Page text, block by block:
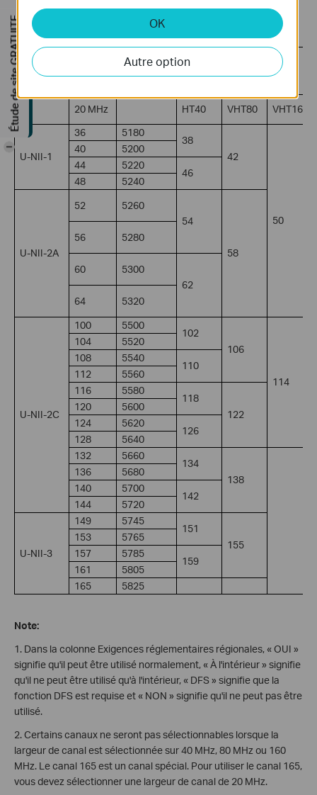
Vous trouverez ci-dessous un tableau des informations sur les
canaux couramment utilisés dans la bande 5 GHz.
Bandes
Fréquence
centrale
20 MHz HT40 VHT80 VHT160
U-NII-1
36 5180
38
42
50
40
5200
44
5220
46
48 5240
U-NII-2A
52
5260
54
58
56 5280
60
5300
62
64
5320
U-NII-2C
100 5500
102
106
114
104
5520
108
5540
110
112
5560
116
5580
118
122
120
5600
124
5620
126
128
5640
132
5660
134
138
136
5680
140
5700
142
144 5720
U-NII-3
149 5745
151
155
153
5765
157
5785
159
161
5805
165
5825
Note:
1. Dans la colonne Exigences réglementaires régionales, « OUI »
signifie qu'il peut être utilisé normalement, « À l'intérieur » signifie
qu'il ne peut être utilisé qu'à l'intérieur, « DFS » signifie que la
fonction DFS est requise et « NON » signifie qu'il ne peut pas être
utilisé.
2. Certains canaux ne seront pas sélectionnables lorsque la
largeur de canal est sélectionnée sur 40 MHz, 80 MHz ou 160
MHz. Le canal 165 est un canal spécial. Pour utiliser le canal 165,
vous devez sélectionner une largeur de canal de 20 MHz.
OK
Autre option
Étude de site GRATUITE
-